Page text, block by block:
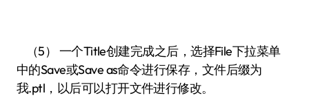
（5） 一个Title创建完成之后，选择File下拉菜单
中的Save或Save as命令进行保存，文件后缀为
我.ptl，以后可以打开文件进行修改。